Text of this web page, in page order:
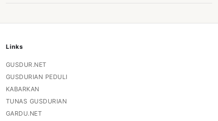
Links
GUSDUR.NET
GUSDURIAN PEDULI
KABARKAN
TUNAS GUSDURIAN
GARDU.NET